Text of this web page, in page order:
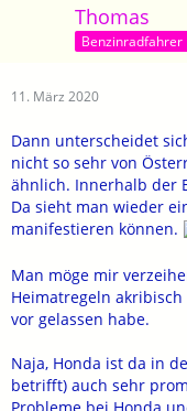
Thomas
Benzinradfahrer
11. März 2020
Dann unterscheidet
nicht so sehr von
ähnlich. Innerhalb der
Da sieht man wieder
manifestieren können.
Man möge mir
Heimatregeln
vor gelassen habe.
Naja, Honda ist da in
betrifft) auch sehr
Probleme bei Honda